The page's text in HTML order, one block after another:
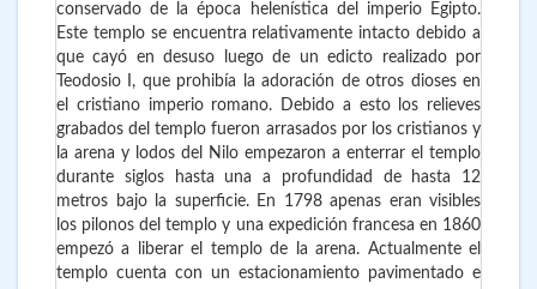
conservado de la época helenística del imperio Egipto.
Este templo se encuentra relativamente intacto debido a
que cayó en desuso luego de un edicto realizado por
Teodosio I, que prohibía la adoración de otros dioses en
el cristiano imperio romano. Debido a esto los relieves
grabados del templo fueron arrasados por los cristianos y
la arena y lodos del Nilo empezaron a enterrar el templo
durante siglos hasta una a profundidad de hasta 12
metros bajo la superficie. En 1798 apenas eran visibles
los pilonos del templo y una expedición francesa en 1860
empezó a liberar el templo de la arena. Actualmente el
templo cuenta con un estacionamiento pavimentado e